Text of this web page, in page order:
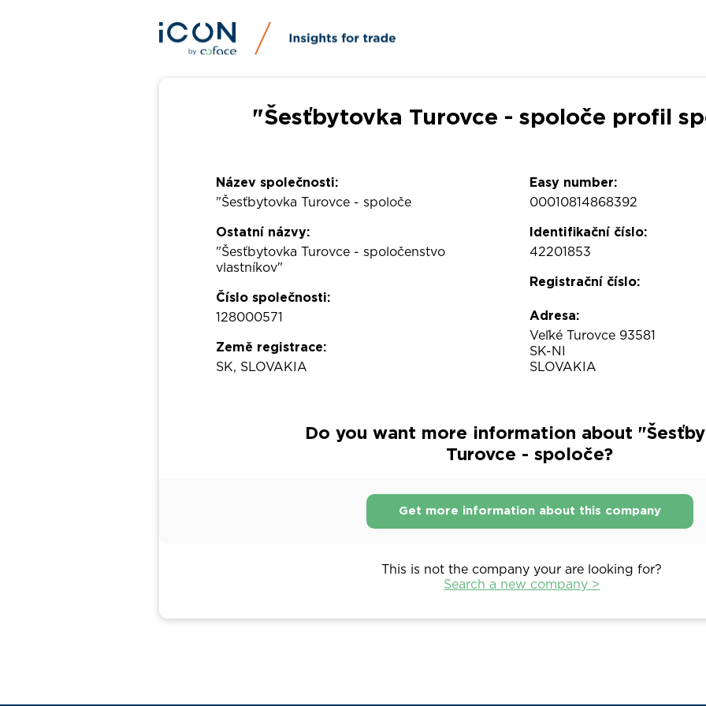
"Šesťbytovka Turovce - spoloče profil
Název společnosti:
"Šesťbytovka Turovce - spoloče
Ostatní názvy:
"Šesťbytovka Turovce - spoločenstvo
vlastníkov"
Číslo společnosti:
128000571
Země registrace:
SK, SLOVAKIA
Easy number:
00010814868392
Identifikační číslo:
42201853
Registrační číslo:
Adresa:
Veľké Turovce 93581
SK-NI
SLOVAKIA
Do you want more information about
Turovce - spoloče?
Get more information about this company
This is not the company your are looking for?
Search a new company >